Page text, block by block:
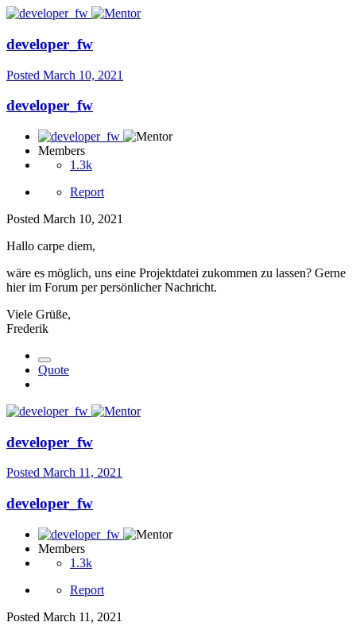
developer_fw
Posted March 10, 2021
developer_fw
Members
1.3k
Report
Posted March 10, 2021
Hallo carpe diem,
wäre es möglich, uns eine Projektdatei zukommen zu lassen? Gerne
hier im Forum per persönlicher Nachricht.
Viele Grüße,
Frederik
Quote
developer_fw
Posted March 11, 2021
developer_fw
Members
1.3k
Report
Posted March 11, 2021